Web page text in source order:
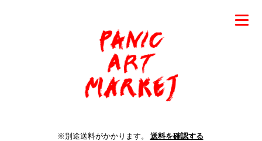
※別途送料がかかります。 送料を確認する